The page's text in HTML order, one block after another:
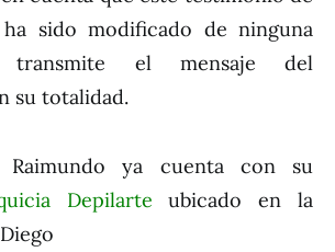
sido modificado de ninguna
transmite el mensaje del
su totalidad.
Raimundo ya cuenta con su
Depilarte ubicado en la